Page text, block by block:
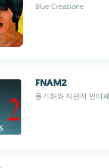
Blue Creazione
FNAM2
동기화와 직관적 인터